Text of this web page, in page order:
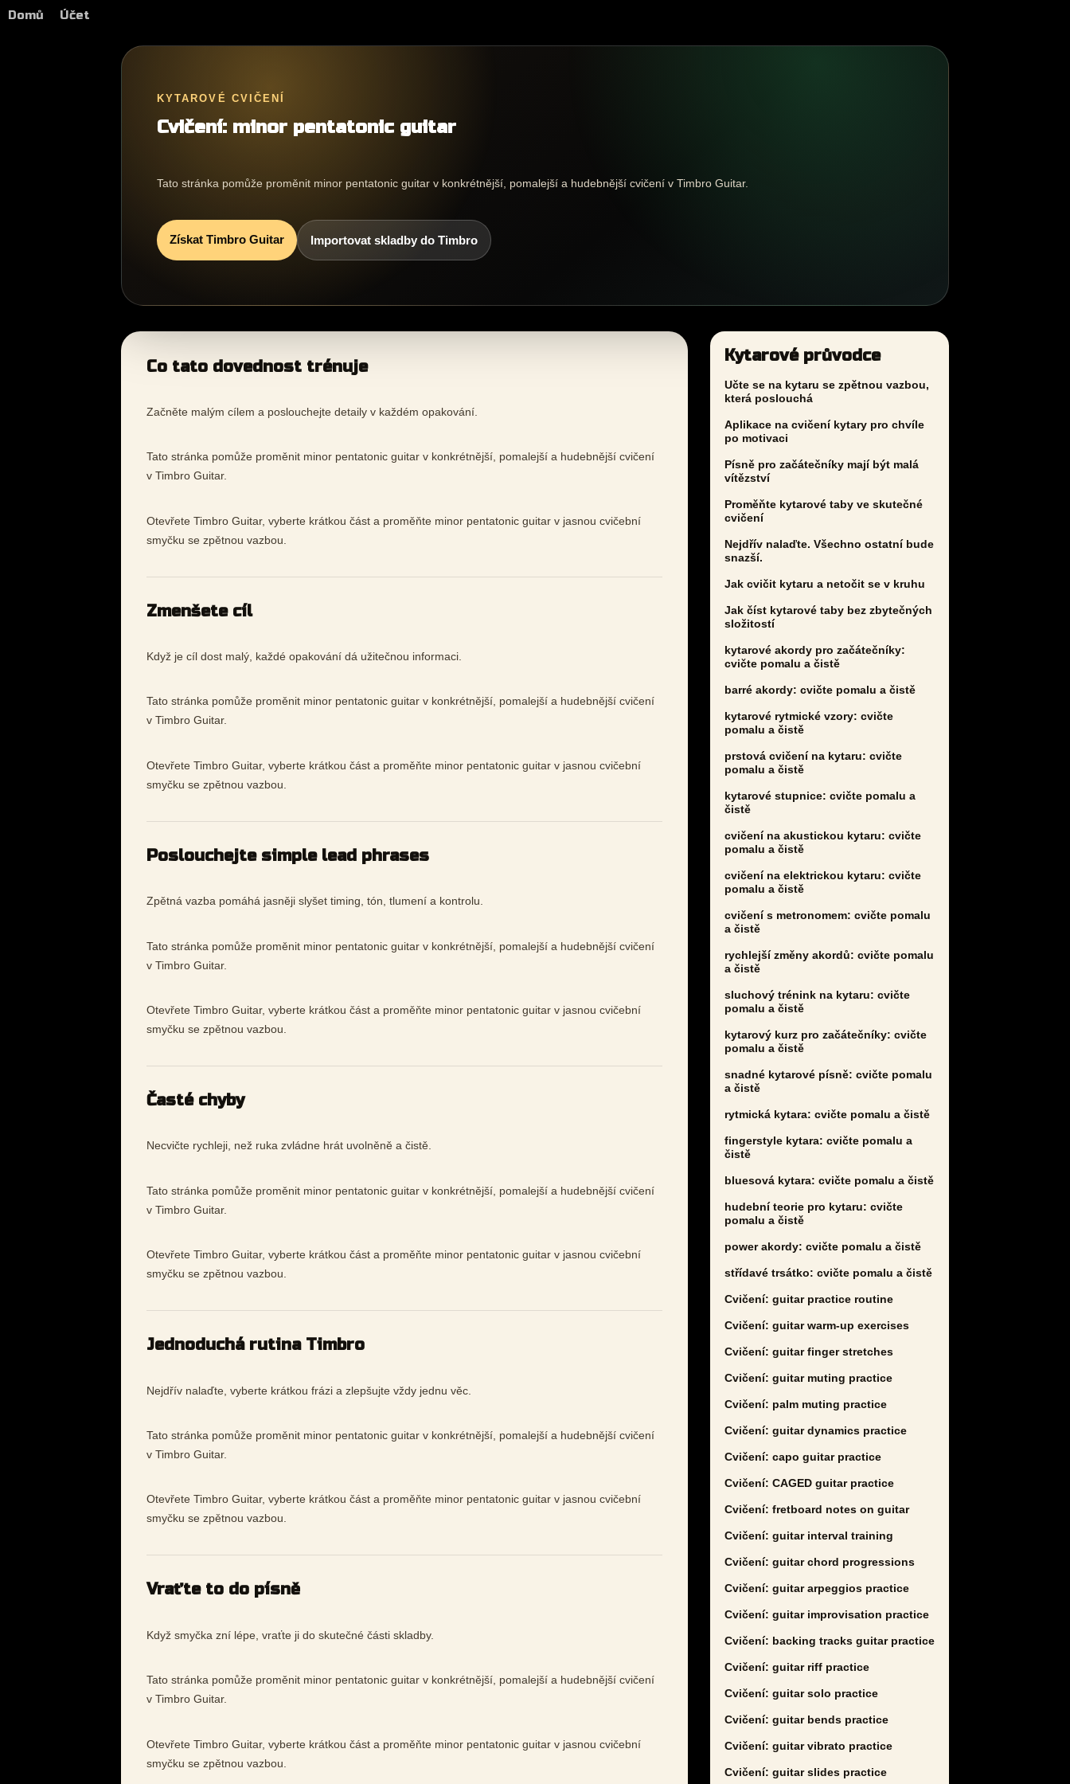
Domů Účet
KYTAROVÉ CVIČENÍ
Cvičení: minor pentatonic guitar
Tato stránka pomůže proměnit minor pentatonic guitar v konkrétnější, pomalejší a hudebnější cvičení v Timbro Guitar.
Získat Timbro Guitar Importovat skladby do Timbro
Co tato dovednost trénuje
Začněte malým cílem a poslouchejte detaily v každém opakování.
Tato stránka pomůže proměnit minor pentatonic guitar v konkrétnější, pomalejší a hudebnější cvičení
v Timbro Guitar.
Otevřete Timbro Guitar, vyberte krátkou část a proměňte minor pentatonic guitar v jasnou cvičební
smyčku se zpětnou vazbou.
Zmenšete cíl
Když je cíl dost malý, každé opakování dá užitečnou informaci.
Tato stránka pomůže proměnit minor pentatonic guitar v konkrétnější, pomalejší a hudebnější cvičení
v Timbro Guitar.
Otevřete Timbro Guitar, vyberte krátkou část a proměňte minor pentatonic guitar v jasnou cvičební
smyčku se zpětnou vazbou.
Poslouchejte simple lead phrases
Zpětná vazba pomáhá jasněji slyšet timing, tón, tlumení a kontrolu.
Tato stránka pomůže proměnit minor pentatonic guitar v konkrétnější, pomalejší a hudebnější cvičení
v Timbro Guitar.
Otevřete Timbro Guitar, vyberte krátkou část a proměňte minor pentatonic guitar v jasnou cvičební
smyčku se zpětnou vazbou.
Časté chyby
Necvičte rychleji, než ruka zvládne hrát uvolněně a čistě.
Tato stránka pomůže proměnit minor pentatonic guitar v konkrétnější, pomalejší a hudebnější cvičení
v Timbro Guitar.
Otevřete Timbro Guitar, vyberte krátkou část a proměňte minor pentatonic guitar v jasnou cvičební
smyčku se zpětnou vazbou.
Jednoduchá rutina Timbro
Nejdřív nalaďte, vyberte krátkou frázi a zlepšujte vždy jednu věc.
Tato stránka pomůže proměnit minor pentatonic guitar v konkrétnější, pomalejší a hudebnější cvičení
v Timbro Guitar.
Otevřete Timbro Guitar, vyberte krátkou část a proměňte minor pentatonic guitar v jasnou cvičební
smyčku se zpětnou vazbou.
Vraťte to do písně
Když smyčka zní lépe, vraťte ji do skutečné části skladby.
Tato stránka pomůže proměnit minor pentatonic guitar v konkrétnější, pomalejší a hudebnější cvičení
v Timbro Guitar.
Otevřete Timbro Guitar, vyberte krátkou část a proměňte minor pentatonic guitar v jasnou cvičební
smyčku se zpětnou vazbou.
Kytarové průvodce
Učte se na kytaru se zpětnou vazbou,
která poslouchá
Aplikace na cvičení kytary pro chvíle
po motivaci
Písně pro začátečníky mají být malá
vítězství
Proměňte kytarové taby ve skutečné
cvičení
Nejdřív nalaďte. Všechno ostatní bude
snazší.
Jak cvičit kytaru a netočit se v kruhu
Jak číst kytarové taby bez zbytečných
složitostí
kytarové akordy pro začátečníky:
cvičte pomalu a čistě
barré akordy: cvičte pomalu a čistě
kytarové rytmické vzory: cvičte
pomalu a čistě
prstová cvičení na kytaru: cvičte
pomalu a čistě
kytarové stupnice: cvičte pomalu a
čistě
cvičení na akustickou kytaru: cvičte
pomalu a čistě
cvičení na elektrickou kytaru: cvičte
pomalu a čistě
cvičení s metronomem: cvičte pomalu
a čistě
rychlejší změny akordů: cvičte pomalu
a čistě
sluchový trénink na kytaru: cvičte
pomalu a čistě
kytarový kurz pro začátečníky: cvičte
pomalu a čistě
snadné kytarové písně: cvičte pomalu
a čistě
rytmická kytara: cvičte pomalu a čistě
fingerstyle kytara: cvičte pomalu a
čistě
bluesová kytara: cvičte pomalu a čistě
hudební teorie pro kytaru: cvičte
pomalu a čistě
power akordy: cvičte pomalu a čistě
střídavé trsátko: cvičte pomalu a čistě
Cvičení: guitar practice routine
Cvičení: guitar warm-up exercises
Cvičení: guitar finger stretches
Cvičení: guitar muting practice
Cvičení: palm muting practice
Cvičení: guitar dynamics practice
Cvičení: capo guitar practice
Cvičení: CAGED guitar practice
Cvičení: fretboard notes on guitar
Cvičení: guitar interval training
Cvičení: guitar chord progressions
Cvičení: guitar arpeggios practice
Cvičení: guitar improvisation practice
Cvičení: backing tracks guitar practice
Cvičení: guitar riff practice
Cvičení: guitar solo practice
Cvičení: guitar bends practice
Cvičení: guitar vibrato practice
Cvičení: guitar slides practice